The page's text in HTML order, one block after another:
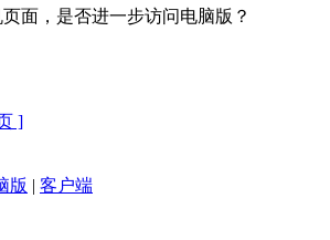
面，是否进一步访问电脑版？
]
版 | 客户端